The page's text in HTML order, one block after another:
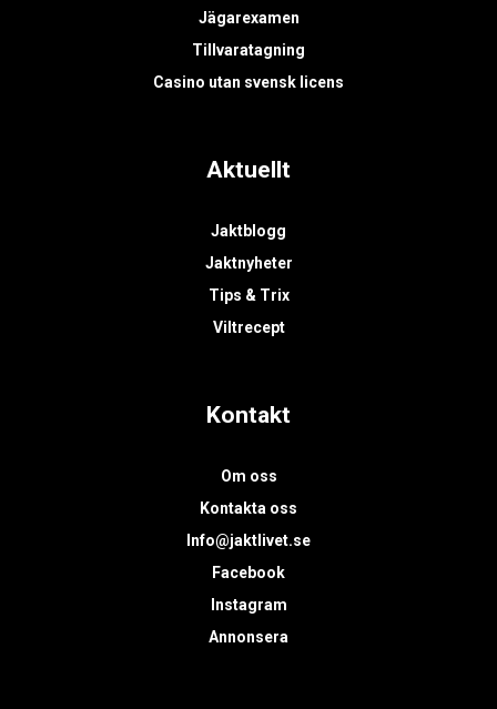
Jägarexamen
Tillvaratagning
Casino utan svensk licens
Aktuellt
Jaktblogg
Jaktnyheter
Tips & Trix
Viltrecept
Kontakt
Om oss
Kontakta oss
Info@jaktlivet.se
Facebook
Instagram
Annonsera